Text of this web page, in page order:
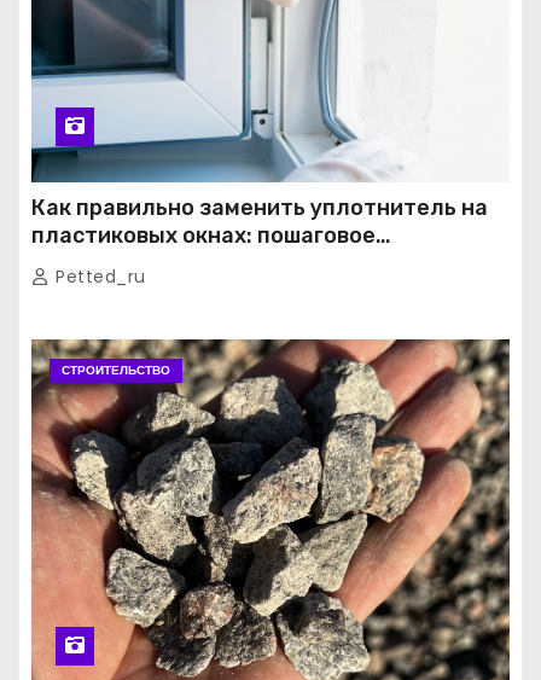
Как правильно заменить уплотнитель на
пластиковых окнах: пошаговое
руководство от экспертов
Petted_ru
СТРОИТЕЛЬСТВО